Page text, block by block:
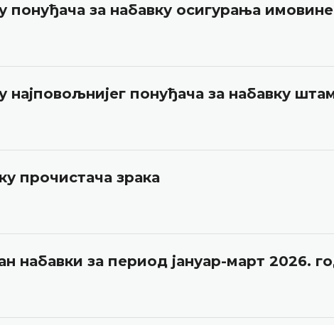
понуђача за набавку осигурања имовине
најповољнијег понуђача за набавку
прочистача зрака
набавки за период јануар-март 2026.